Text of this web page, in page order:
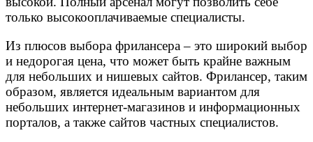
только высокооплачиваемые специалисты.
Из плюсов выбора фрилансера – это широкий выбор
и недорогая цена, что может быть крайне важным
для небольших и нишевых сайтов. Фрилансер, таким
образом, является идеальным вариантом для
небольших интернет-магазинов и информационных
порталов, а также сайтов частных специалистов.